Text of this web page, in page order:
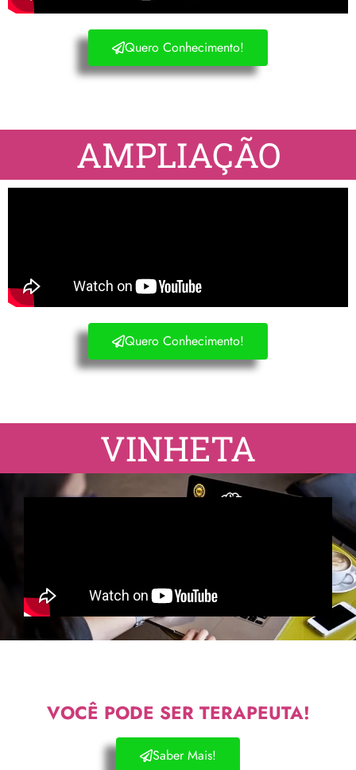
Quero Conhecimento!
AMPLIAÇÃO
Quero Conhecimento!
VINHETA
VOCÊ PODE SER TERAPEUTA!
Saber Mais!